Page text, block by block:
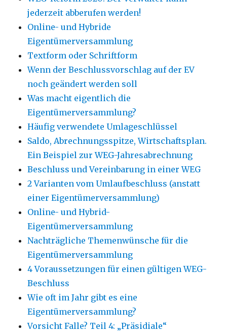
jederzeit abberufen werden!
Online- und Hybride
Eigentümerversammlung
Textform oder Schriftform
Wenn der Beschlussvorschlag auf der EV
noch geändert werden soll
Was macht eigentlich die
Eigentümerversammlung?
Häufig verwendete Umlageschlüssel
Saldo, Abrechnungsspitze, Wirtschaftsplan.
Ein Beispiel zur WEG-Jahresabrechnung
Beschluss und Vereinbarung in einer WEG
2 Varianten vom Umlaufbeschluss (anstatt
einer Eigentümerversammlung)
Online- und Hybrid-
Eigentümerversammlung
Nachträgliche Themenwünsche für die
Eigentümerversammlung
4 Voraussetzungen für einen gültigen WEG-
Beschluss
Wie oft im Jahr gibt es eine
Eigentümerversammlung?
Vorsicht Falle? Teil 4: „Präsidiale“